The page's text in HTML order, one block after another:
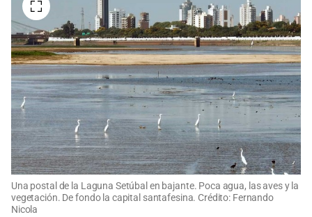
Una postal de la Laguna Setúbal en bajante. Poca agua, las aves y la
vegetación. De fondo la capital santafesina. Crédito: Fernando
Nicola